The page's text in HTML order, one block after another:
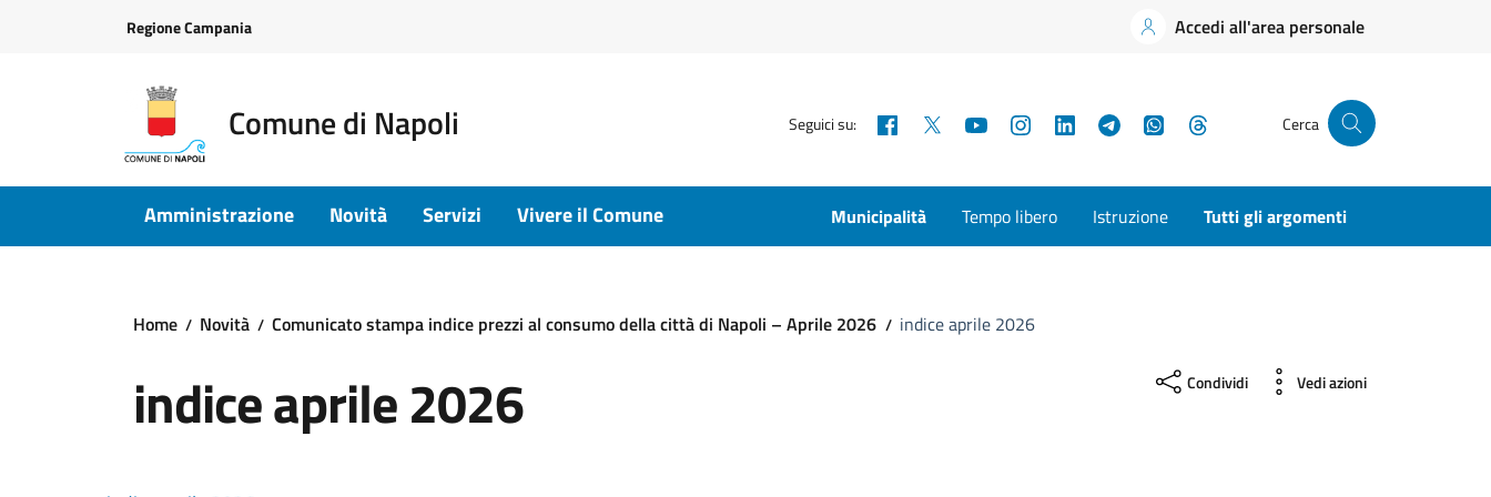
Regione Campania Accedi all'area personale
Comune di Napoli Seguici su: Facebook YouTubeInstagramLinkedInTelegramWhatsApp Cerca
Amministrazione Novità Servizi Vivere il Comune Municipalità Tempo libero Istruzione Tutti gli argomenti
Home Novità Comunicato stampa indice prezzi al consumo della città di Napoli – Aprile 2026 indice aprile 2026
indice aprile 2026 Condividi Vedi azioni